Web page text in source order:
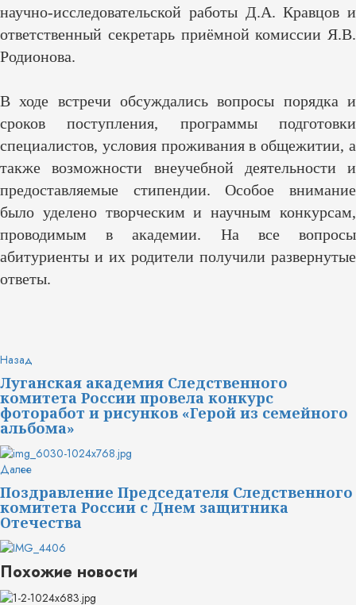
научно-исследовательской работы Д.А. Кравцов и
ответственный секретарь приёмной комиссии Я.В.
Родионова.
В ходе встречи обсуждались вопросы порядка и
сроков поступления, программы подготовки
специалистов, условия проживания в общежитии, а
также возможности внеучебной деятельности и
предоставляемые стипендии. Особое внимание
было уделено творческим и научным конкурсам,
проводимым в академии. На все вопросы
абитуриенты и их родители получили развернутые
ответы.
Продолжить
чтение
Назад
Луганская академия Следственного
комитета России провела конкурс
фоторабот и рисунков «Герой из семейного
альбома»
ДалееСледующая
Поздравление Председателя Следственного
комитета России с Днем защитника
Отечества
Похожие новости